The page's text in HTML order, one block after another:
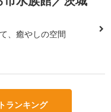
、癒やしの空間
ランキング